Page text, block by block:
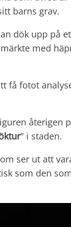
barns grav.
dök upp på
med
få fotot
återigen
" i staden.
ser ut att
som den